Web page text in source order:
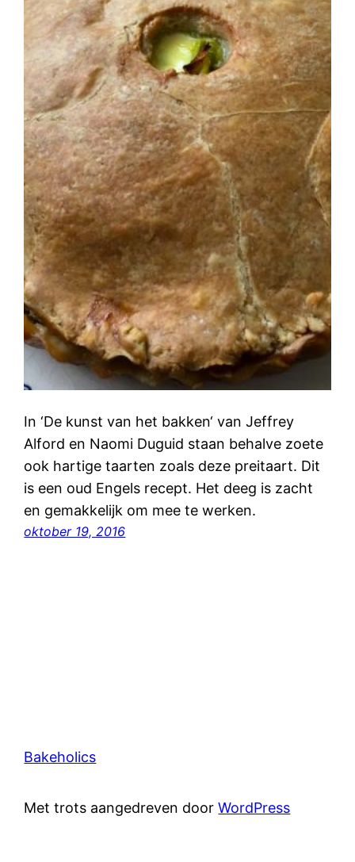
In ‘De kunst van het bakken‘ van Jeffrey
Alford en Naomi Duguid staan behalve zoete
ook hartige taarten zoals deze preitaart. Dit
is een oud Engels recept. Het deeg is zacht
en gemakkelijk om mee te werken.
oktober 19, 2016
Bakeholics
Met trots aangedreven doorWordPress